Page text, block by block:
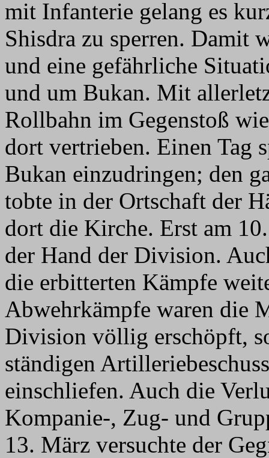
mit Infanterie gelang es
Shisdra zu sperren. Damit
und eine gefährliche
und um Bukan. Mit
Rollbahn im Gegenstoß
dort vertrieben. Einen Tag
Bukan einzudringen; den
tobte in der Ortschaft der
dort die Kirche. Erst am
der Hand der Division.
die erbitterten Kämpfe
Abwehrkämpfe waren die
Division völlig erschöpft,
ständigen
einschliefen. Auch die
Kompanie-, Zug- und
13. März versuchte der